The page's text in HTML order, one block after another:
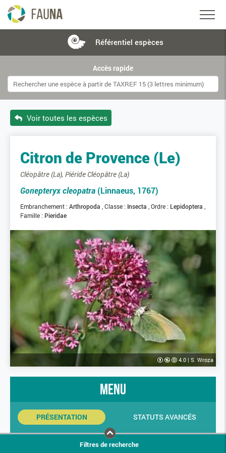
Référentiel espèces
Accès rapide
Voir toutes les espèces
Citron de Provence (Le)
Cléopâtre (La), Piéride Cléopâtre (La)
Gonepteryx cleopatra (Linnaeus, 1767)
Embranchement : Arthropoda Classe : Insecta Ordre : Lepidoptera
Famille : Pieridae
4.0|S. Wroza
menu
PRÉSENTATION STATUTS AVANCÉS
INDICATEURS SINP
PHOTOS
Filtres de recherche